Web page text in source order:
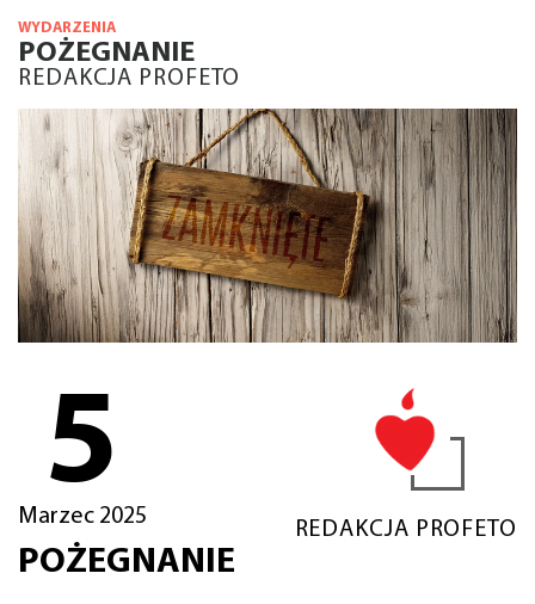
WYDARZENIA
POŻEGNANIE
REDAKCJA PROFETO
5
Marzec 2025
REDAKCJA PROFETO
POŻEGNANIE